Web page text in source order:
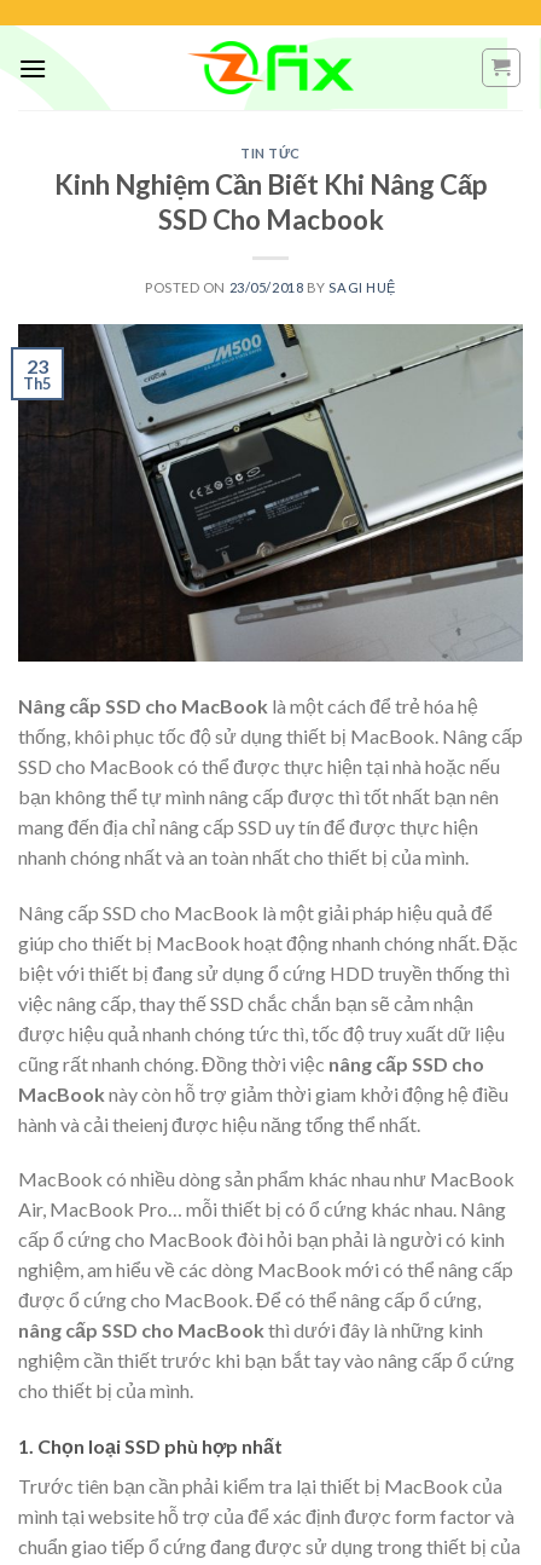
content
TIN TỨC
Kinh Nghiệm Cần Biết Khi Nâng Cấp
SSD Cho Macbook
POSTED ON 23/05/2018 BY SAGI HUỆ
23
Th5
Nâng cấp SSD cho MacBook là một cách để trẻ hóa hệ
thống, khôi phục tốc độ sử dụng thiết bị MacBook. Nâng cấp
SSD cho MacBook có thể được thực hiện tại nhà hoặc nếu
bạn không thể tự mình nâng cấp được thì tốt nhất bạn nên
mang đến địa chỉ nâng cấp SSD uy tín để được thực hiện
nhanh chóng nhất và an toàn nhất cho thiết bị của mình.
Nâng cấp SSD cho MacBook là một giải pháp hiệu quả để
giúp cho thiết bị MacBook hoạt động nhanh chóng nhất. Đặc
biệt với thiết bị đang sử dụng ổ cứng HDD truyền thống thì
việc nâng cấp, thay thế SSD chắc chắn bạn sẽ cảm nhận
được hiệu quả nhanh chóng tức thì, tốc độ truy xuất dữ liệu
cũng rất nhanh chóng. Đồng thời việc nâng cấp SSD cho
MacBook này còn hỗ trợ giảm thời giam khởi động hệ điều
hành và cải theienj được hiệu năng tổng thể nhất.
MacBook có nhiều dòng sản phẩm khác nhau như MacBook
Air, MacBook Pro… mỗi thiết bị có ổ cứng khác nhau. Nâng
cấp ổ cứng cho MacBook đòi hỏi bạn phải là người có kinh
nghiệm, am hiểu về các dòng MacBook mới có thể nâng cấp
được ổ cứng cho MacBook. Để có thể nâng cấp ổ cứng,
nâng cấp SSD cho MacBook thì dưới đây là những kinh
nghiệm cần thiết trước khi bạn bắt tay vào nâng cấp ổ cứng
cho thiết bị của mình.
1. Chọn loại SSD phù hợp nhất
Trước tiên bạn cần phải kiểm tra lại thiết bị MacBook của
mình tại website hỗ trợ của để xác định được form factor và
chuẩn giao tiếp ổ cứng đang được sử dụng trong thiết bị của